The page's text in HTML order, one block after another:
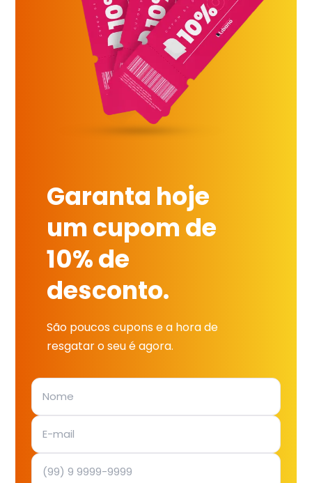
Garanta hoje
um cupom de
10% de
desconto.
São poucos cupons e a hora de
resgatar o seu é agora.